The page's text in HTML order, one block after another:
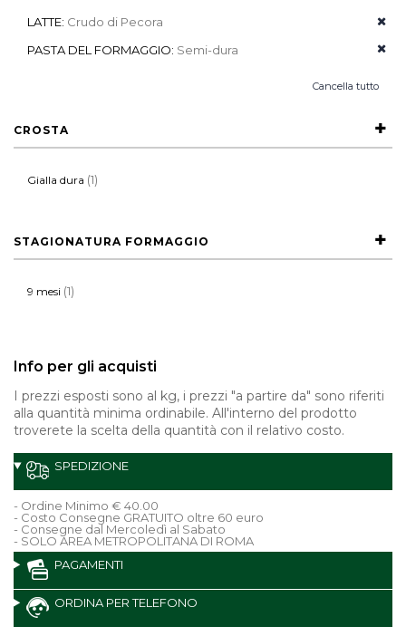
LATTE: Crudo di Pecora
PASTA DEL FORMAGGIO: Semi-dura
Cancella tutto
CROSTA
Gialla dura (1)
STAGIONATURA FORMAGGIO
9 mesi (1)
Info per gli acquisti
I prezzi esposti sono al kg, i prezzi "a partire da" sono riferiti
alla quantità minima ordinabile. All'interno del prodotto
troverete la scelta della quantità con il relativo costo.
SPEDIZIONE
- Ordine Minimo € 40.00
- Costo Consegne GRATUITO oltre 60 euro
- Consegne dal Mercoledì al Sabato
- SOLO AREA METROPOLITANA DI ROMA
PAGAMENTI
ORDINA PER TELEFONO